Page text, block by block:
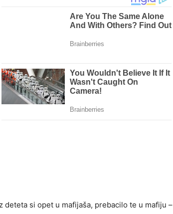
si opet u mafijaša, prebacilo te u mafiju –